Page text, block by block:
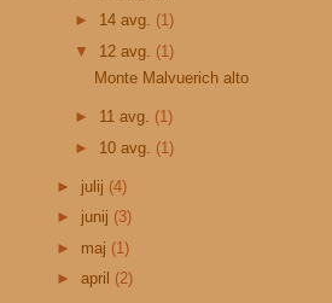
► 14 avg. (1)
▼ 12 avg. (1)
Monte Malvuerich alto
► 11 avg. (1)
► 10 avg. (1)
► julij (4)
► junij (3)
► maj (1)
► april (2)